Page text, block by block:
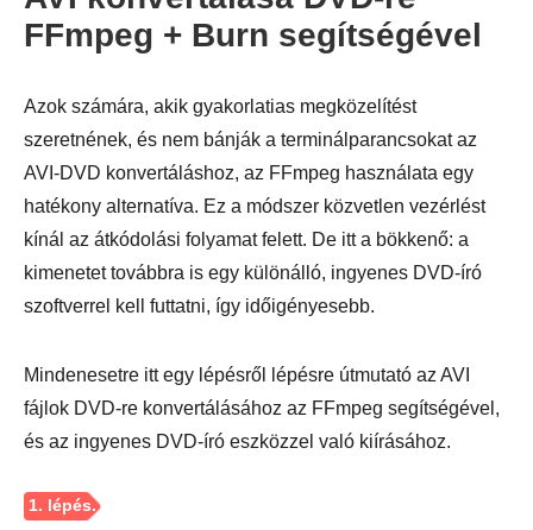
3. lépés
FFmpeg + Burn segítségével
Azok számára, akik gyakorlatias megközelítést
szeretnének, és nem bánják a terminálparancsokat az
AVI-DVD konvertáláshoz, az FFmpeg használata egy
hatékony alternatíva. Ez a módszer közvetlen vezérlést
kínál az átkódolási folyamat felett. De itt a bökkenő: a
kimenetet továbbra is egy különálló, ingyenes DVD-író
szoftverrel kell futtatni, így időigényesebb.
Mindenesetre itt egy lépésről lépésre útmutató az AVI
fájlok DVD-re konvertálásához az FFmpeg segítségével,
és az ingyenes DVD-író eszközzel való kiírásához.